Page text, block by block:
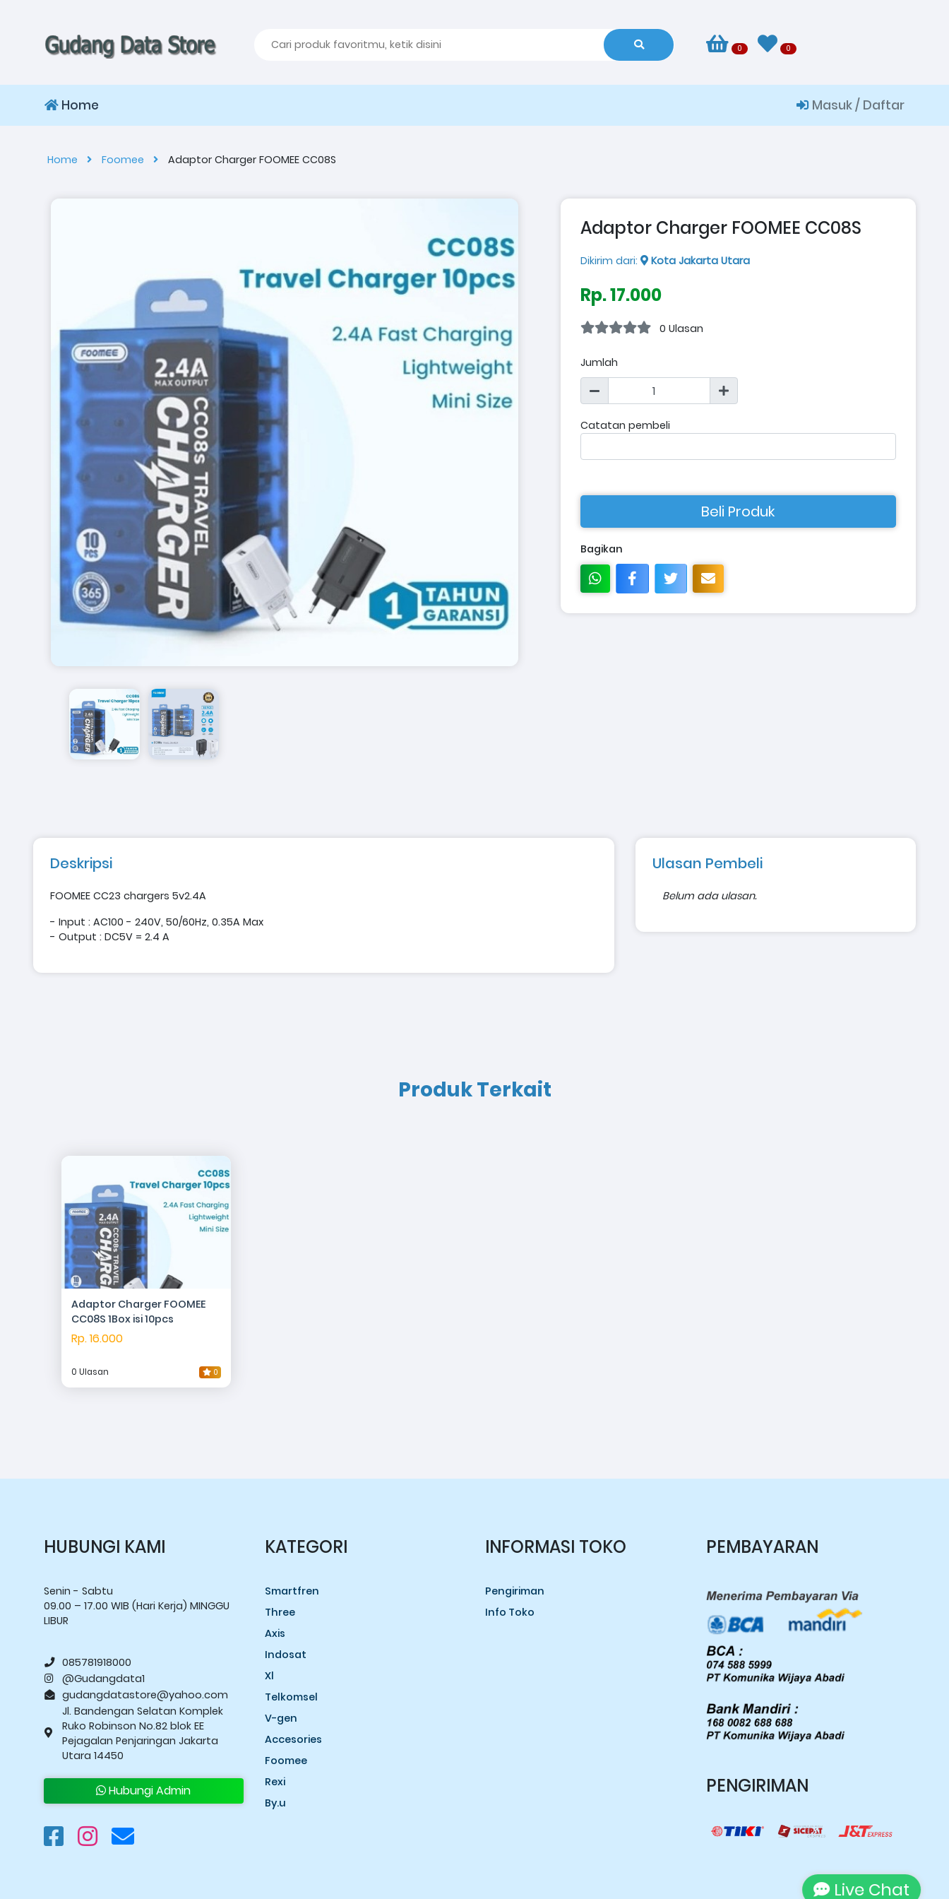
0 0
Home Masuk / Daftar
Home Foomee Adaptor Charger FOOMEE CC08S
Adaptor Charger FOOMEE CC08S
Dikirim dari: Kota Jakarta Utara
Rp. 17.000
0 Ulasan
Jumlah
Catatan pembeli
Beli Produk
Bagikan
Deskripsi
FOOMEE CC23 chargers 5v2.4A
- Input : AC100 - 240V, 50/60Hz, 0.35A Max
- Output : DC5V = 2.4 A
Ulasan Pembeli
Belum ada ulasan.
Produk Terkait
Adaptor Charger FOOMEE
CC08S 1Box isi 10pcs
Rp. 16.000
0 Ulasan 0
HUBUNGI KAMI
Senin - Sabtu
09.00 – 17.00 WIB (Hari Kerja) MINGGU
LIBUR
085781918000
@Gudangdata1
gudangdatastore@yahoo.com
Jl. Bandengan Selatan Komplek
Ruko Robinson No.82 blok EE
Pejagalan Penjaringan Jakarta
Utara 14450
Hubungi Admin
KATEGORI
Smartfren
Three
Axis
Indosat
Xl
Telkomsel
V-gen
Accesories
Foomee
Rexi
By.u
INFORMASI TOKO
Pengiriman
Info Toko
PEMBAYARAN
PENGIRIMAN
Live Chat